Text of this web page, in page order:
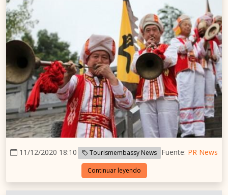
11/12/2020 18:10 Tourismembassy News Fuente: PR News
Continuar leyendo